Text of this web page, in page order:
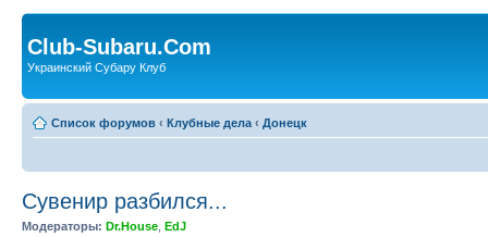
Club-Subaru.Com
Украинский Субару Клуб
Список форумов ‹ Клубные дела ‹ Донецк
Сувенир разбился...
Модераторы: Dr.House EdJ